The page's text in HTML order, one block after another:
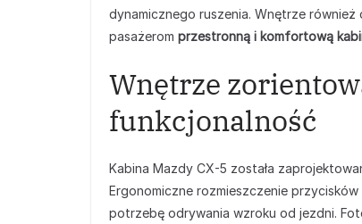
dynamicznego ruszenia. Wnętrze
pasażerom przestronną i komfortową
Wnętrze
funkcjonalność
Kabina Mazdy CX-5 została
Ergonomiczne rozmieszczenie
potrzebę odrywania wzroku od jezdni.